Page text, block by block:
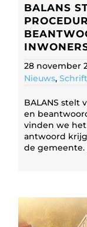
BALANS
28 november
Nieuws,
BALANS stelt
en
vinden we
antwoord
de gemeente.